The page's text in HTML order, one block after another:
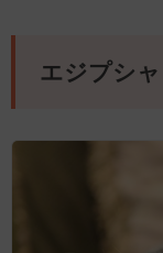
エジプシ